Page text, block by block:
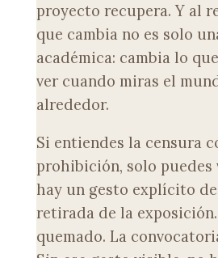
proyecto recupera. Y al
que cambia no es solo
académica: cambia lo
ver cuando miras el
alrededor.
Si entiendes la censura
prohibición, solo puedes
hay un gesto explícito
retirada de la
quemado. La